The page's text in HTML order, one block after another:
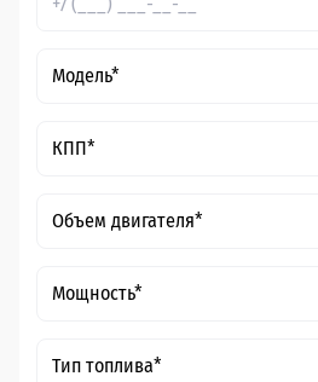
Модель*
КПП*
Объем двигателя*
Мощность*
Тип топлива*